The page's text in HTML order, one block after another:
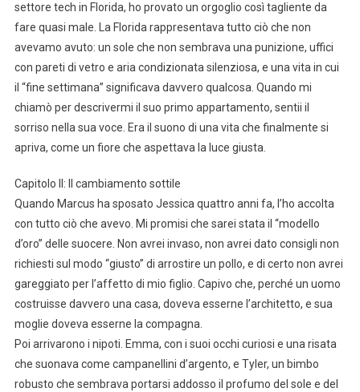
settore tech in Florida, ho provato un orgoglio così tagliente da
fare quasi male. La Florida rappresentava tutto ciò che non
avevamo avuto: un sole che non sembrava una punizione, uffici
con pareti di vetro e aria condizionata silenziosa, e una vita in cui
il “fine settimana” significava davvero qualcosa. Quando mi
chiamò per descrivermi il suo primo appartamento, sentii il
sorriso nella sua voce. Era il suono di una vita che finalmente si
apriva, come un fiore che aspettava la luce giusta.
Capitolo II: Il cambiamento sottile
Quando Marcus ha sposato Jessica quattro anni fa, l’ho accolta
con tutto ciò che avevo. Mi promisi che sarei stata il “modello
d’oro” delle suocere. Non avrei invaso, non avrei dato consigli non
richiesti sul modo “giusto” di arrostire un pollo, e di certo non avrei
gareggiato per l’affetto di mio figlio. Capivo che, perché un uomo
costruisse davvero una casa, doveva esserne l’architetto, e sua
moglie doveva esserne la compagna.
Poi arrivarono i nipoti. Emma, con i suoi occhi curiosi e una risata
che suonava come campanellini d’argento, e Tyler, un bimbo
robusto che sembrava portarsi addosso il profumo del sole e del